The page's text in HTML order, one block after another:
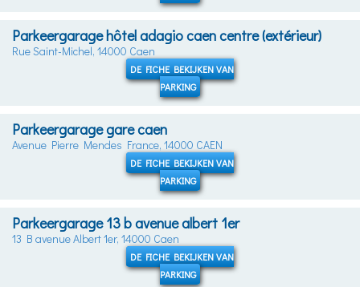
Parkeergarage hôtel adagio caen centre (extérieur)
Rue Saint-Michel, 14000 Caen
DE FICHE BEKIJKEN VAN
PARKING
Parkeergarage gare caen
Avenue Pierre Mendes France, 14000 CAEN
DE FICHE BEKIJKEN VAN
PARKING
Parkeergarage 13 b avenue albert 1er
13 B avenue Albert 1er, 14000 Caen
DE FICHE BEKIJKEN VAN
PARKING